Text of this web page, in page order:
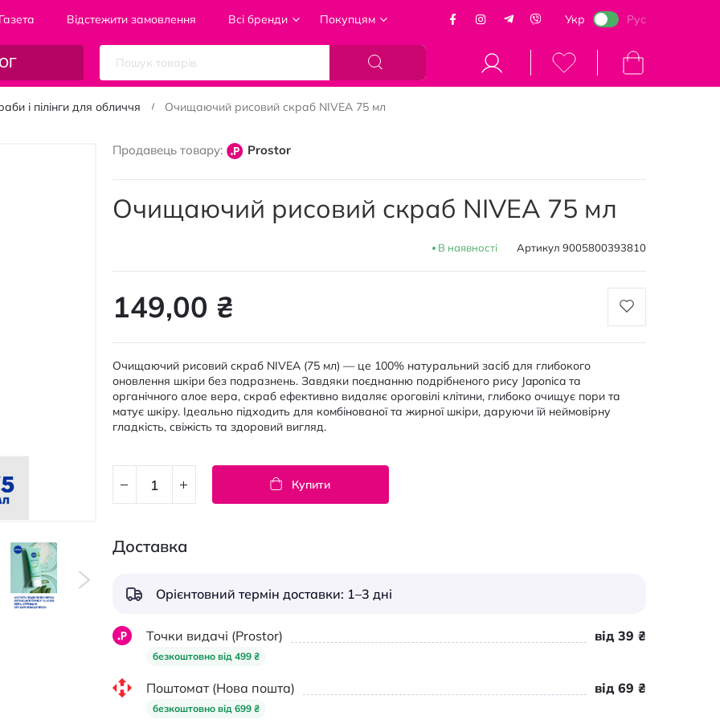
Газета Відстежити замовлення Всі бренди Покупцям Укр Рус
Кошик
і пілінги для обличчя Очищаючий рисовий скраб NIVEA 75 мл
Продавець товару: Prostor
Очищаючий рисовий скраб NIVEA 75 мл
В наявності Артикул 9005800393810
149,00 ₴
Очищаючий рисовий скраб NIVEA (75 мл) — це 100% натуральний засіб для глибокого
оновлення шкіри без подразнень. Завдяки поєднанню подрібненого рису Japonica та
органічного алое вера, скраб ефективно видаляє ороговілі клітини, глибоко очищує пори та
матує шкіру. Ідеально підходить для комбінованої та жирної шкіри, даруючи їй неймовірну
гладкість, свіжість та здоровий вигляд.
Купити
Доставка
Орієнтовний термін доставки: 1–3 дні
Точки видачі (Prostor)
безкоштовно від 499 ₴
від 39 ₴
Поштомат (Нова пошта)
безкоштовно від 699 ₴
від 69 ₴